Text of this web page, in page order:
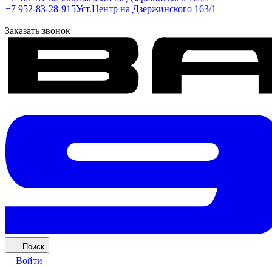
+7 952-83-28-915Уст.Центр на Дзержинского 163/1
Заказать звонок
Поиск
Войти